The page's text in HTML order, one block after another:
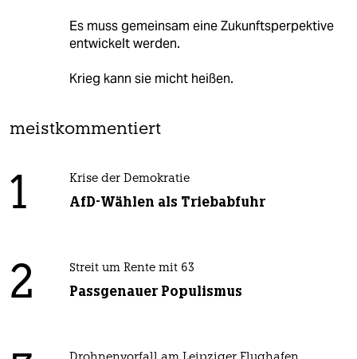
Es muss gemeinsam eine Zukunftsperpektive
entwickelt werden.
Krieg kann sie micht heißen.
meistkommentiert
1 Krise der Demokratie
AfD-Wählen als Triebabfuhr
2 Streit um Rente mit 63
Passgenauer Populismus